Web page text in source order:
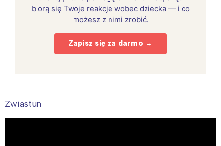
biorą się Twoje reakcje wobec dziecka — i co
możesz z nimi zrobić.
Zapisz się za darmo →
Zwiastun